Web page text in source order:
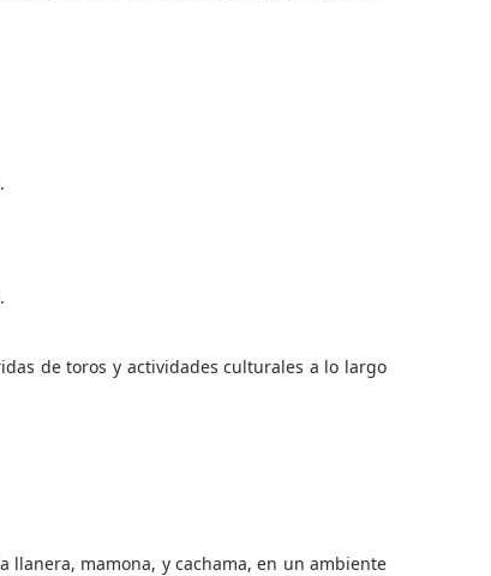
de toros y actividades culturales a lo largo
llanera, mamona, y cachama, en un ambiente